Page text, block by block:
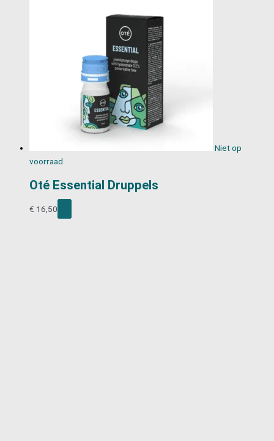
Niet op
voorraad
Oté Essential Druppels
€ 16,50